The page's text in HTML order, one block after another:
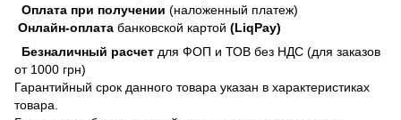
Оплата при получении (наложенный платеж)
Онлайн-оплата банковской картой (LiqPay)
Безналичный расчет для ФОП и ТОВ без НДС (для заказов
от 1000 грн)
Гарантийный срок данного товара указан в характеристиках
товара.